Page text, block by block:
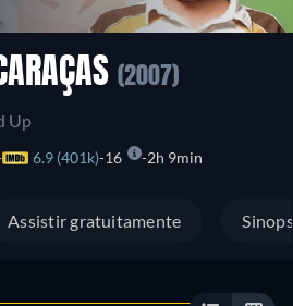
(2007)
Up
6.9 (401k) 16 2h 9min
Assistir gratuitamente